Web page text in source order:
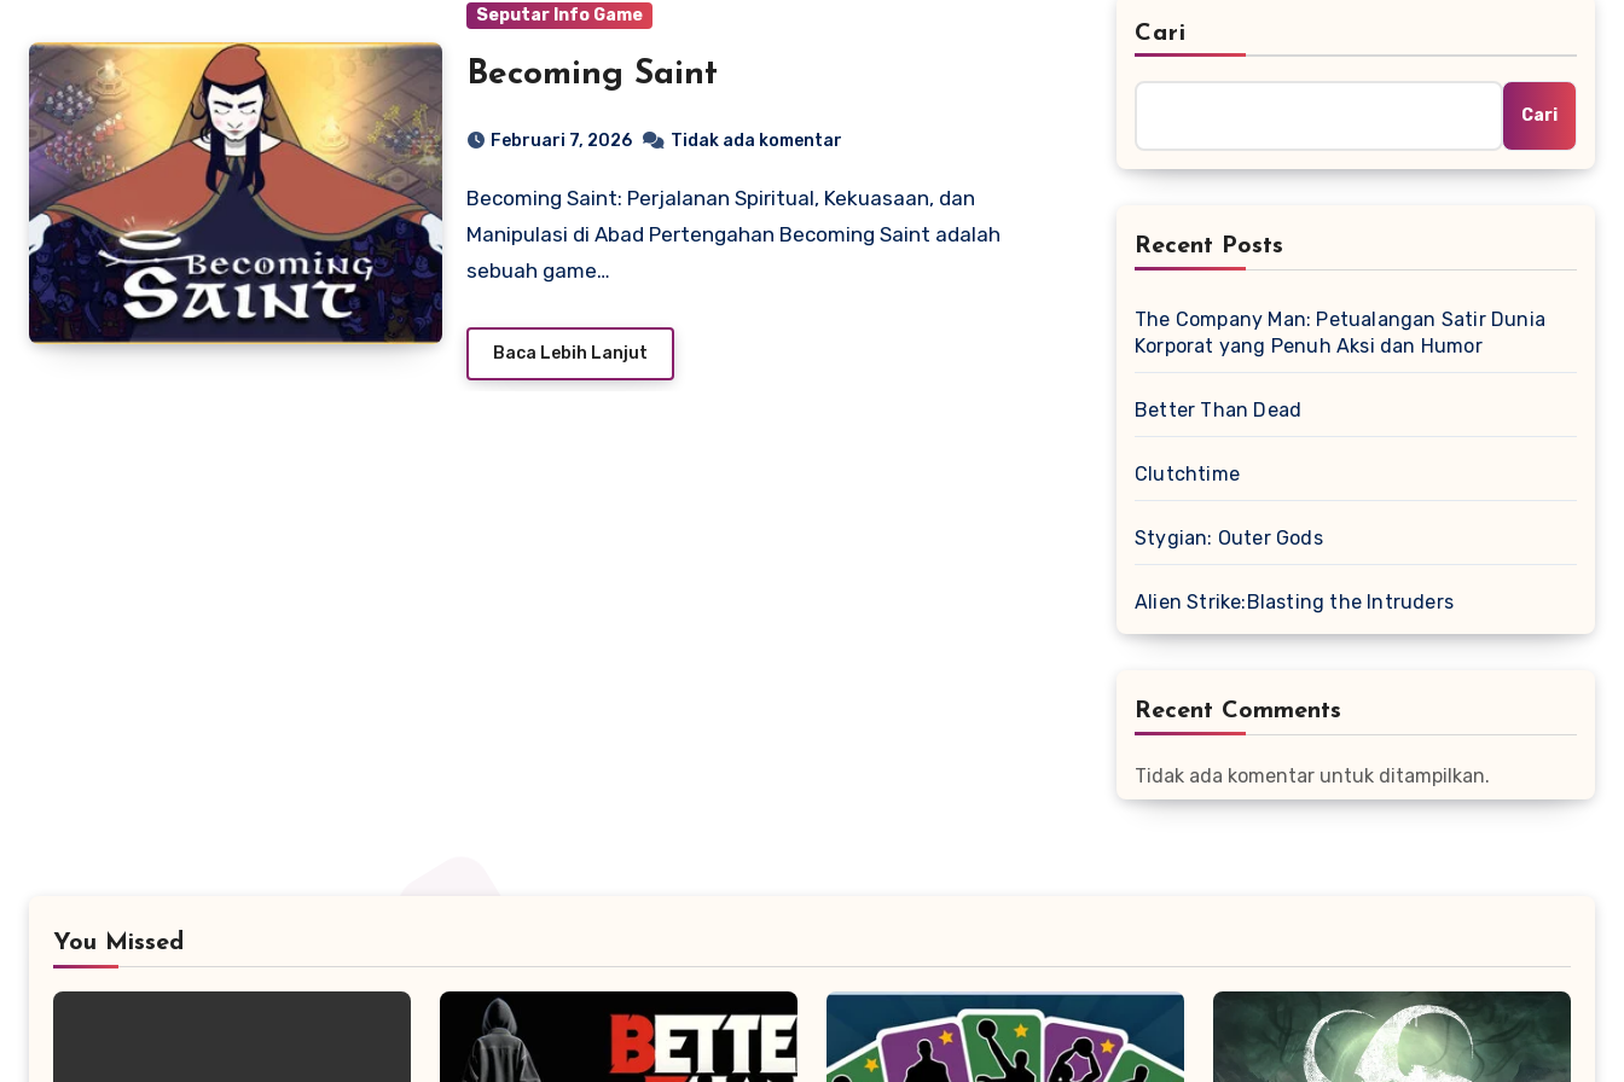
Seputar Info Game
Becoming Saint
Februari 7, 2026 Tidak ada komentar
Becoming Saint: Perjalanan Spiritual, Kekuasaan, dan
Manipulasi di Abad Pertengahan Becoming Saint adalah
sebuah game…
Baca Lebih Lanjut
Cari
Cari
Recent Posts
The Company Man: Petualangan Satir Dunia
Korporat yang Penuh Aksi dan Humor
Better Than Dead
Clutchtime
Stygian: Outer Gods
Alien Strike:Blasting the Intruders
Recent Comments
Tidak ada komentar untuk ditampilkan.
You Missed